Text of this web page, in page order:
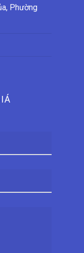
Phường